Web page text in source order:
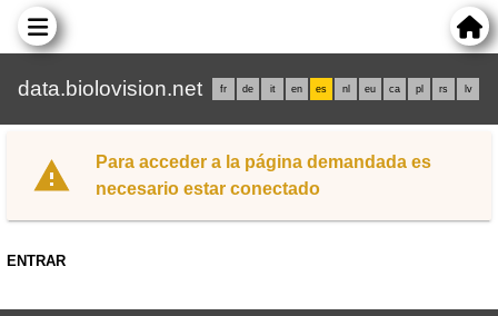
data.biolovision.net fr de it en es nl eu ca pl rs lv
Para acceder a la página demandada es
necesario estar conectado
ENTRAR